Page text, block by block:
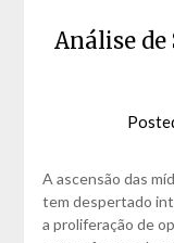
Análise
A ascensão das
tem despertado
a proliferação de